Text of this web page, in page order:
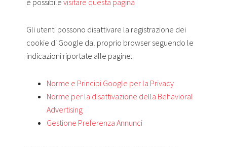
è possibilevisitare questa pagina
Gli utenti possono disattivare la registrazione dei
cookie di Google dal proprio browser seguendo le
indicazioni riportate alle pagine:
Norme e Principi Google per la Privacy
Norme per la disattivazione della Behavioral
Advertising
Gestione Preferenza Annunci